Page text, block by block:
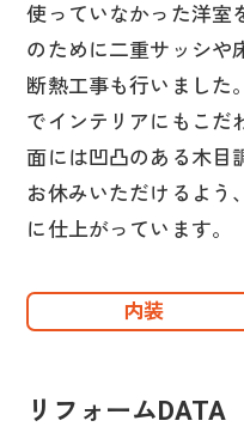
使っていなかった洋室
のために二重サッシや
断熱工事も行いました
でインテリアにもこだ
面には凹凸のある木目
お休みいただけるよう
に仕上がっています。
内装
リフォームDATA